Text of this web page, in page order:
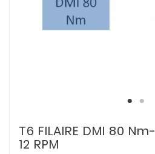
T6 FILAIRE DMI 80 Nm-
12 RPM